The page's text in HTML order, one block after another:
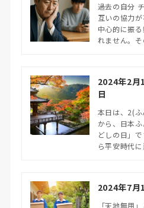
過去の自分
互いの協力
中心的に振
れません。
2024年2
日
本日は、2(
から、日本
どしの日」
ら平安時代
2024年7
「天地無用